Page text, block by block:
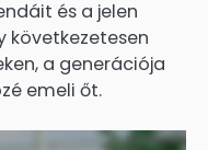
és a jelen
következetesen
a generációja
emeli őt.